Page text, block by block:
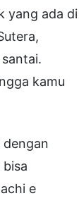
yang ada di
kamu
e